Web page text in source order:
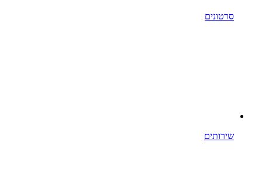
סרטונים
שירותים